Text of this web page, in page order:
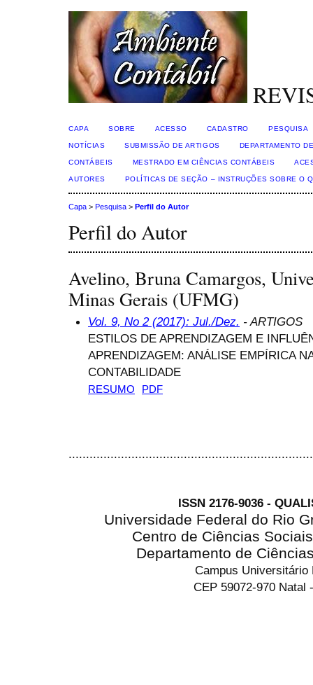
CAPA SOBRE ACESSO CADASTRO PESQUISA
NOTÍCIAS SUBMISSÃO DE ARTIGOS DEPARTAMENTO
CONTÁBEIS MESTRADO EM CIÊNCIAS CONTÁBEIS
AUTORES POLÍTICAS DE SEÇÃO – INSTRUÇÕES SOBRE O
Capa > Pesquisa > Perfil do Autor
Perfil do Autor
Avelino, Bruna Camargos,
Minas Gerais (UFMG)
Vol. 9, No 2 (2017): Jul./Dez. - ARTIGOS
ESTILOS DE APRENDIZAGEM E
APRENDIZAGEM: ANÁLISE EMPÍRICA
CONTABILIDADE
RESUMO PDF
ISSN 2176-9036 -
Universidade Federal do Rio
Centro de Ciências
Departamento de
Campus Universitário
CEP 59072-970 Natal